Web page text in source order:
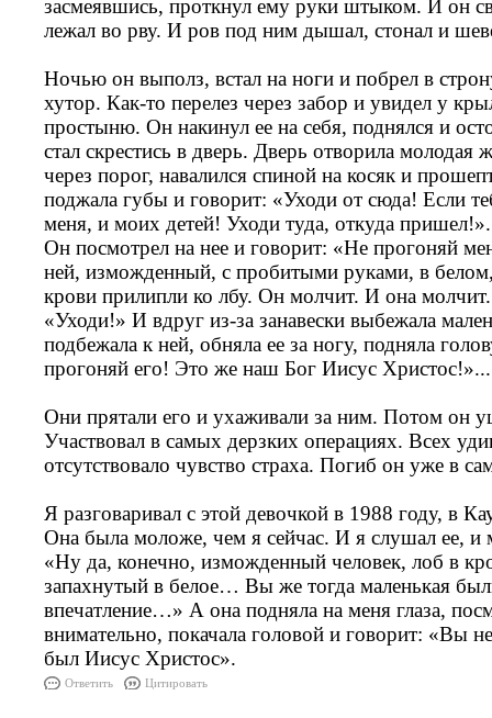
засмеявшись, проткнул ему руки штыком. И он
лежал во рву. И ров под ним дышал, стонал и
Ночью он выполз, встал на ноги и побрел в
хутор. Как-то перелез через забор и увидел у
простыню. Он накинул ее на себя, поднялся и
стал скрестись в дверь. Дверь отворила
через порог, навалился спиной на косяк и
поджала губы и говорит: «Уходи от сюда! Если
меня, и моих детей! Уходи туда, откуда пришел!».
Он посмотрел на нее и говорит: «Не прогоняй
ней, изможденный, с пробитыми руками, в
крови прилипли ко лбу. Он молчит. И она
«Уходи!» И вдруг из-за занавески выбежала
подбежала к ней, обняла ее за ногу, подняла
прогоняй его! Это же наш Бог Иисус Христос!»...
Они прятали его и ухаживали за ним. Потом он
Участвовал в самых дерзких операциях. Всех
отсутствовало чувство страха. Погиб он уже в
Я разговаривал с этой девочкой в 1988 году, в
Она была моложе, чем я сейчас. И я слушал ее,
«Ну да, конечно, изможденный человек, лоб в
запахнутый в белое… Вы же тогда маленькая
впечатление…» А она подняла на меня глаза,
внимательно, покачала головой и говорит: «Вы
был Иисус Христос».
Ответить Цитировать